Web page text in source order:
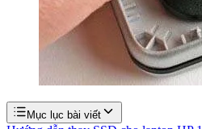
Mục lục bài viết